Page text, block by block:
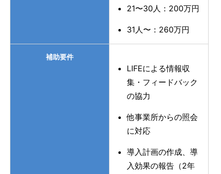
21〜30人：200万円
31人〜：260万円
補助要件
LIFEによる情報収
集・フィードバック
の協力
他事業所からの照会
に対応
導入計画の作成、導
入効果の報告（2年